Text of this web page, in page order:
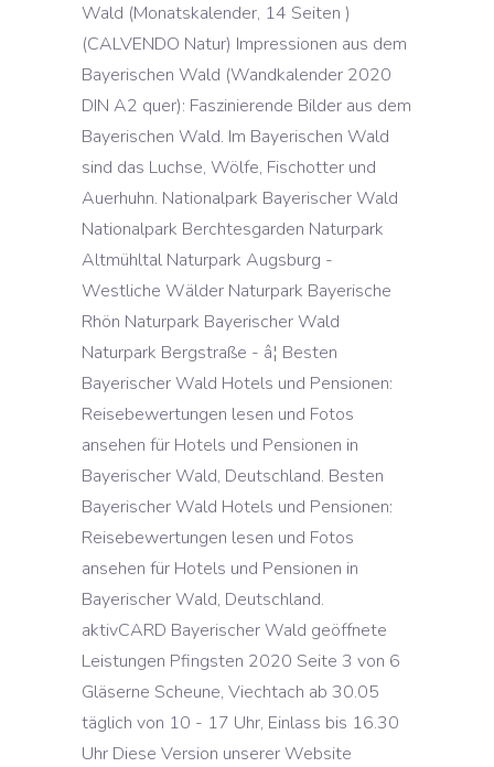
Wald (Monatskalender, 14 Seiten )
(CALVENDO Natur) Impressionen aus dem
Bayerischen Wald (Wandkalender 2020
DIN A2 quer): Faszinierende Bilder aus dem
Bayerischen Wald. Im Bayerischen Wald
sind das Luchse, Wölfe, Fischotter und
Auerhuhn. Nationalpark Bayerischer Wald
Nationalpark Berchtesgarden Naturpark
Altmühltal Naturpark Augsburg -
Westliche Wälder Naturpark Bayerische
Rhön Naturpark Bayerischer Wald
Naturpark Bergstraße - â¦ Besten
Bayerischer Wald Hotels und Pensionen:
Reisebewertungen lesen und Fotos
ansehen für Hotels und Pensionen in
Bayerischer Wald, Deutschland. Besten
Bayerischer Wald Hotels und Pensionen:
Reisebewertungen lesen und Fotos
ansehen für Hotels und Pensionen in
Bayerischer Wald, Deutschland.
aktivCARD Bayerischer Wald geöffnete
Leistungen Pfingsten 2020 Seite 3 von 6
Gläserne Scheune, Viechtach ab 30.05
täglich von 10 - 17 Uhr, Einlass bis 16.30
Uhr Diese Version unserer Website